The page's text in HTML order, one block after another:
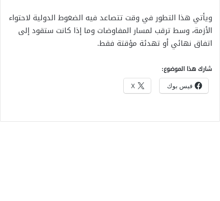
ويأتي هذا التطور في وقت تتصاعد فيه الضغوط الدولية لاحتواء
الأزمة، وسط ترقب لمسار المفاوضات وما إذا كانت ستقود إلى
اتفاق نهائي أو تهدئة مؤقتة فقط.
شارك هذا الموضوع:
فيس بوك X